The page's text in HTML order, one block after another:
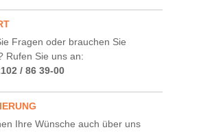
Fragen oder brauchen Sie
Rufen Sie uns an:
/ 86 39-00
Ihre Wünsche auch über uns